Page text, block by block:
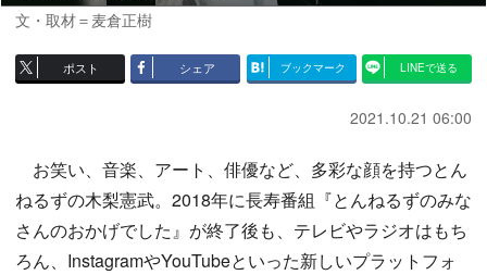
文・取材＝麦倉正樹
ポスト シェア ブックマーク LINEで送る
2021.10.21 06:00
お笑い、音楽、アート、俳優など、多彩な顔を持つとん
ねるずの木梨憲武。2018年に長寿番組『とんねるずのみな
さんのおかげでした』が終了後も、テレビやラジオはもち
ろん、InstagramやYouTubeといった新しいプラットフォ